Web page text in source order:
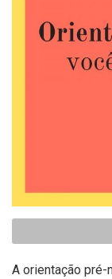
A orientação pré-